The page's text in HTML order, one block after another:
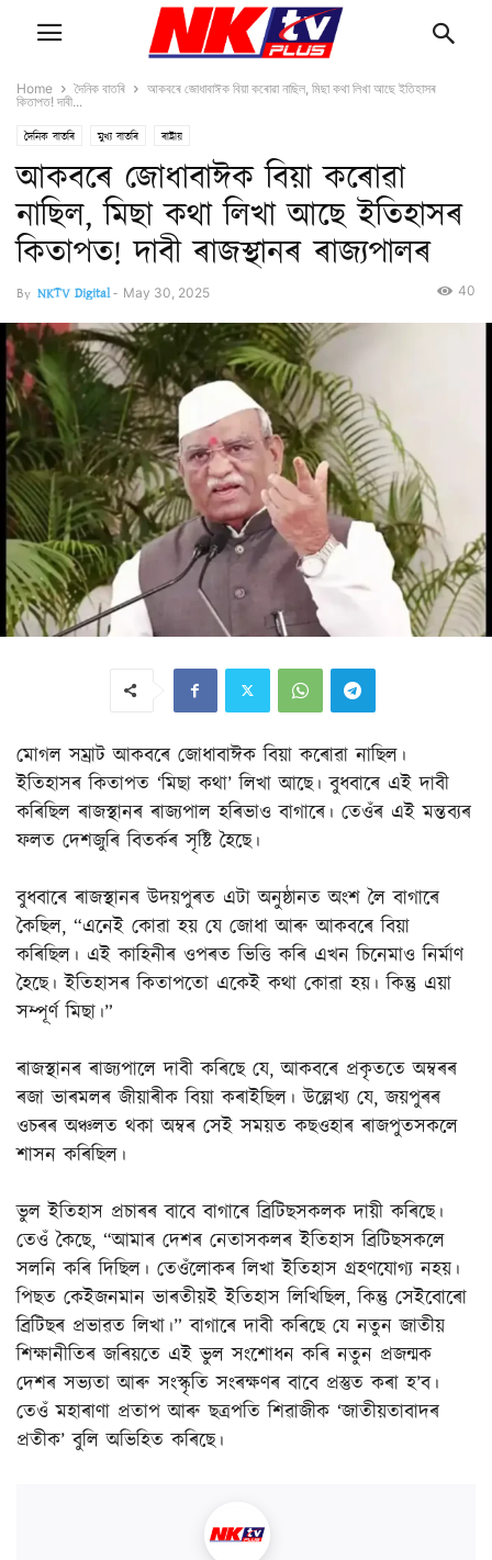
Home দৈনিক বাতৰি
আকবৰে জোধাবাঈক বিয়া কৰোৱা নাছিল, মিছা কথা লিখা আছে ইতিহাসৰ
কিতাপত! দাবী...
দৈনিক বাতৰি মুখ্য বাতৰি ৰাষ্ট্ৰীয়
আকবৰে জোধাবাঈক বিয়া কৰোৱা
নাছিল, মিছা কথা লিখা আছে ইতিহাসৰ
কিতাপত! দাবী ৰাজস্থানৰ ৰাজ্যপালৰ
By NKTV Digital- May 30, 2025 40
মোগল সম্রাট আকবৰে জোধাবাঈক বিয়া কৰোৱা নাছিল।
ইতিহাসৰ কিতাপত ‘মিছা কথা’ লিখা আছে। বুধবাৰে এই দাবী
কৰিছিল ৰাজস্থানৰ ৰাজ্যপাল হৰিভাও বাগাৰে। তেওঁৰ এই মন্তব্যৰ
ফলত দেশজুৰি বিতৰ্কৰ সৃষ্টি হৈছে।
বুধবাৰে ৰাজস্থানৰ উদয়পুৰত এটা অনুষ্ঠানত অংশ লৈ বাগাৰে
কৈছিল, “এনেই কোৱা হয় যে জোধা আৰু আকবৰে বিয়া
কৰিছিল। এই কাহিনীৰ ওপৰত ভিত্তি কৰি এখন চিনেমাও নিৰ্মাণ
হৈছে। ইতিহাসৰ কিতাপতো একেই কথা কোৱা হয়। কিন্তু এয়া
সম্পূৰ্ণ মিছা।”
ৰাজস্থানৰ ৰাজ্যপালে দাবী কৰিছে যে, আকবৰে প্ৰকৃততে অম্বৰৰ
ৰজা ভাৰমলৰ জীয়াৰীক বিয়া কৰাইছিল। উল্লেখ্য যে, জয়পুৰৰ
ওচৰৰ অঞ্চলত থকা অম্বৰ সেই সময়ত কছওহাৰ ৰাজপুতসকলে
শাসন কৰিছিল।
ভুল ইতিহাস প্ৰচাৰৰ বাবে বাগাৰে ব্ৰিটিছসকলক দায়ী কৰিছে।
তেওঁ কৈছে, “আমাৰ দেশৰ নেতাসকলৰ ইতিহাস ব্ৰিটিছসকলে
সলনি কৰি দিছিল। তেওঁলোকৰ লিখা ইতিহাস গ্ৰহণযোগ্য নহয়।
পিছত কেইজনমান ভাৰতীয়ই ইতিহাস লিখিছিল, কিন্তু সেইবোৰো
ব্ৰিটিছৰ প্ৰভাৱত লিখা।” বাগাৰে দাবী কৰিছে যে নতুন জাতীয়
শিক্ষানীতিৰ জৰিয়তে এই ভুল সংশোধন কৰি নতুন প্ৰজন্মক
দেশৰ সভ্যতা আৰু সংস্কৃতি সংৰক্ষণৰ বাবে প্ৰস্তুত কৰা হ’ব।
তেওঁ মহাৰাণা প্ৰতাপ আৰু ছত্ৰপতি শিৱাজীক ‘জাতীয়তাবাদৰ
প্ৰতীক’ বুলি অভিহিত কৰিছে।